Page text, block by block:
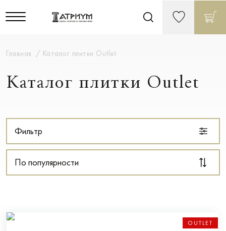
Главная Каталог плитки Outlet
Каталог плитки Outlet
Фильтр
По популярности
OUTLET